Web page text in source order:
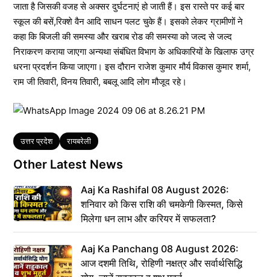
जाता है जिसकी वजह से अक्सर दुर्घटनाएं हो जाती हैं। इस रास्ते पर कई बार
स्कूल की बसें,रिक्शे वैन आदि साधन पलट चुके हैं। इसको लेकर ग्रामीणों ने
कहा कि बिजली की समस्या और खराब रोड की समस्या को जल्द से जल्द
निराकरण कराया जाएगा अन्यथा संबंधित विभाग के अधिकारियों के खिलाफ उग्र
धरना प्रदर्शन किया जाएगा। इस दौरान राजेश कुमार मौर्य विकास कुमार शर्मा,
राम जी तिवारी, विनय तिवारी, बबलू आदि लोग मौजूद रहे।
Tags
उत्तर प्रदेश रायबरेली
Other Latest News
Aaj Ka Rashifal 08 August 2026:
शनिवार को किस राशि की चमकेगी किस्मत, किसे
मिलेगा धन लाभ और करियर में सफलता?
Aaj Ka Panchang 08 August 2026:
आज दशमी तिथि, रोहिणी नक्षत्र और सर्वार्थसिद्धि